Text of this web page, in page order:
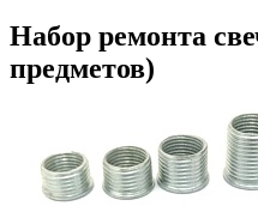
Набор ремонта
предметов)